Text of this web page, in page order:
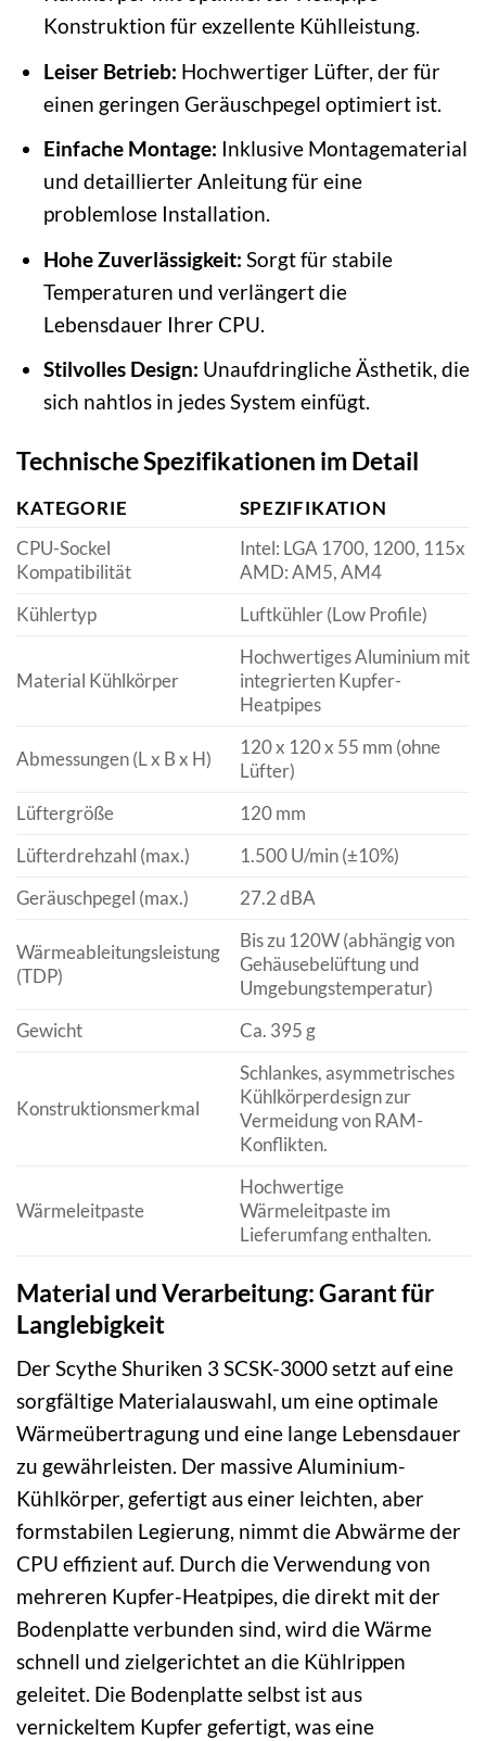
Konstruktion für exzellente Kühlleistung.
Leiser Betrieb: Hochwertiger Lüfter, der für
einen geringen Geräuschpegel optimiert ist.
Einfache Montage: Inklusive Montagematerial
und detaillierter Anleitung für eine
problemlose Installation.
Hohe Zuverlässigkeit: Sorgt für stabile
Temperaturen und verlängert die
Lebensdauer Ihrer CPU.
Stilvolles Design: Unaufdringliche Ästhetik, die
sich nahtlos in jedes System einfügt.
Technische Spezifikationen im Detail
KATEGORIE
SPEZIFIKATION
CPU-Sockel
Kompatibilität
Intel: LGA 1700, 1200, 115x
AMD: AM5, AM4
Kühlertyp
Luftkühler (Low Profile)
Material Kühlkörper
Hochwertiges Aluminium mit
integrierten Kupfer-
Heatpipes
Abmessungen (L x B x H)
120 x 120 x 55 mm (ohne
Lüfter)
Lüftergröße
120 mm
Lüfterdrehzahl (max.)
1.500 U/min (±10%)
Geräuschpegel (max.)
27.2 dBA
Wärmeableitungsleistung
(TDP)
Bis zu 120W (abhängig von
Gehäusebelüftung und
Umgebungstemperatur)
Gewicht
Ca. 395 g
Konstruktionsmerkmal
Schlankes, asymmetrisches
Kühlkörperdesign zur
Vermeidung von RAM-
Konflikten.
Wärmeleitpaste
Hochwertige
Wärmeleitpaste im
Lieferumfang enthalten.
Material und Verarbeitung: Garant für
Langlebigkeit
Der Scythe Shuriken 3 SCSK-3000 setzt auf eine
sorgfältige Materialauswahl, um eine optimale
Wärmeübertragung und eine lange Lebensdauer
zu gewährleisten. Der massive Aluminium-
Kühlkörper, gefertigt aus einer leichten, aber
formstabilen Legierung, nimmt die Abwärme der
CPU effizient auf. Durch die Verwendung von
mehreren Kupfer-Heatpipes, die direkt mit der
Bodenplatte verbunden sind, wird die Wärme
schnell und zielgerichtet an die Kühlrippen
geleitet. Die Bodenplatte selbst ist aus
vernickeltem Kupfer gefertigt, was eine